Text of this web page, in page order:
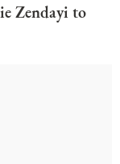
Zendayi to